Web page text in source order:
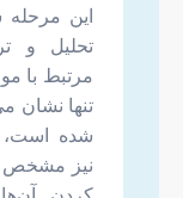
این
تحلیل و
مرتبط با
تنها نشان
شده است،
نیز مشخص